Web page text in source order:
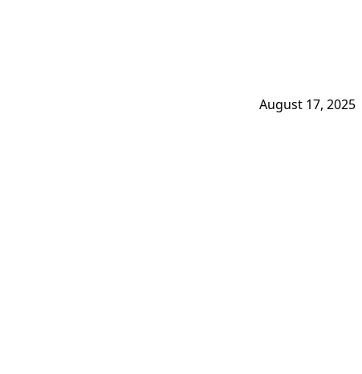
August 17, 2025